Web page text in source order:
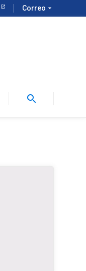
Correo arrow_drop_down
search